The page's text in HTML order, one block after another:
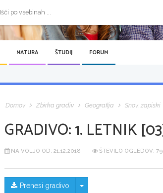
MATURA ŠTUDIJ FORUM
Domov Zbirka gradiv Geografija Snov, zapiski
GRADIVO:1. LETNIK
NA VOLJO OD: 21.12.2018 ŠTEVILO OGLEDOV:
Prenesi gradivo Skrij/prikaži meni